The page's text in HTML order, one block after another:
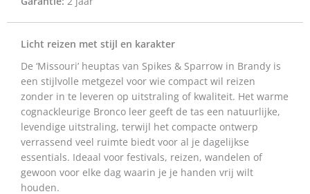
Licht reizen met stijl en karakter
De ‘Missouri’ heuptas van Spikes & Sparrow in Brandy is
een stijlvolle metgezel voor wie compact wil reizen
zonder in te leveren op uitstraling of kwaliteit. Het warme
cognackleurige Bronco leer geeft de tas een natuurlijke,
levendige uitstraling, terwijl het compacte ontwerp
verrassend veel ruimte biedt voor al je dagelijkse
essentials. Ideaal voor festivals, reizen, wandelen of
gewoon voor elke dag waarin je je handen vrij wilt
houden.